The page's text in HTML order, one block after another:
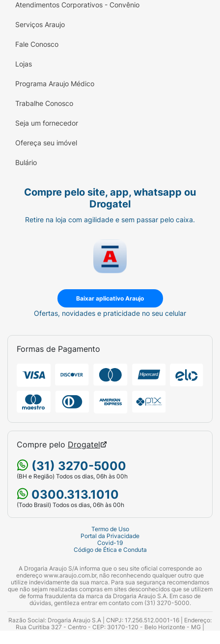
Atendimentos Corporativos - Convênio
Serviços Araujo
Fale Conosco
Lojas
Programa Araujo Médico
Trabalhe Conosco
Seja um fornecedor
Ofereça seu imóvel
Bulário
Compre pelo site, app, whatsapp ou
Drogatel
Retire na loja com agilidade e sem passar pelo caixa.
Baixar aplicativo Araujo
Ofertas, novidades e praticidade no seu celular
Formas de Pagamento
Compre pelo Drogatel
(31) 3270-5000
(BH e Região) Todos os dias, 06h às 00h
0300.313.1010
(Todo Brasil) Todos os dias, 06h às 00h
Termo de Uso
Portal da Privacidade
Covid-19
Código de Ética e Conduta
A Drogaria Araujo S/A informa que o seu site oficial corresponde ao
endereço www.araujo.com.br, não reconhecendo qualquer outro que
utilize indevidamente da sua marca. Para sua segurança recomendamos
que não sejam realizadas compras em sites desconhecidos que se utilizem
de forma fraudulenta da marca da Drogaria Araujo S.A. Em caso de
dúvidas, gentileza entrar em contato com (31) 3270-5000.
Razão Social: Drogaria Araujo S.A | CNPJ: 17.256.512.0001-16 | Endereço:
Rua Curitiba 327 - Centro - CEP: 30170-120 - Belo Horizonte - MG |